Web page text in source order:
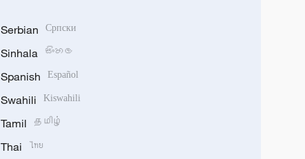
Serbian Српски
Sinhala සිංහල
Spanish Español
Swahili Kiswahili
Tamil தமிழ்
Thai ไทย